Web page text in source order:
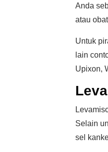
Anda
atau
Untuk
lain
Upixon,
Selain
sel